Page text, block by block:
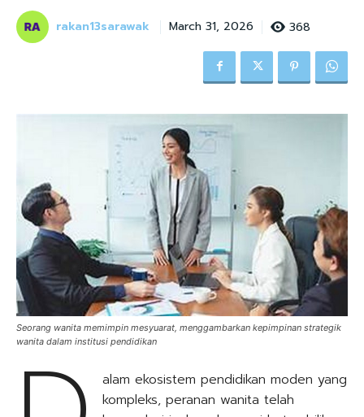
rakan13sarawak March 31, 2026 368
Seorang wanita memimpin mesyuarat, menggambarkan kepimpinan strategik
wanita dalam institusi pendidikan
alam ekosistem pendidikan moden yang
kompleks, peranan wanita telah